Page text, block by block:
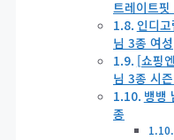
트레이트
인디
님 3종 여성
[쇼핑
님 3종 시
뱅뱅
종